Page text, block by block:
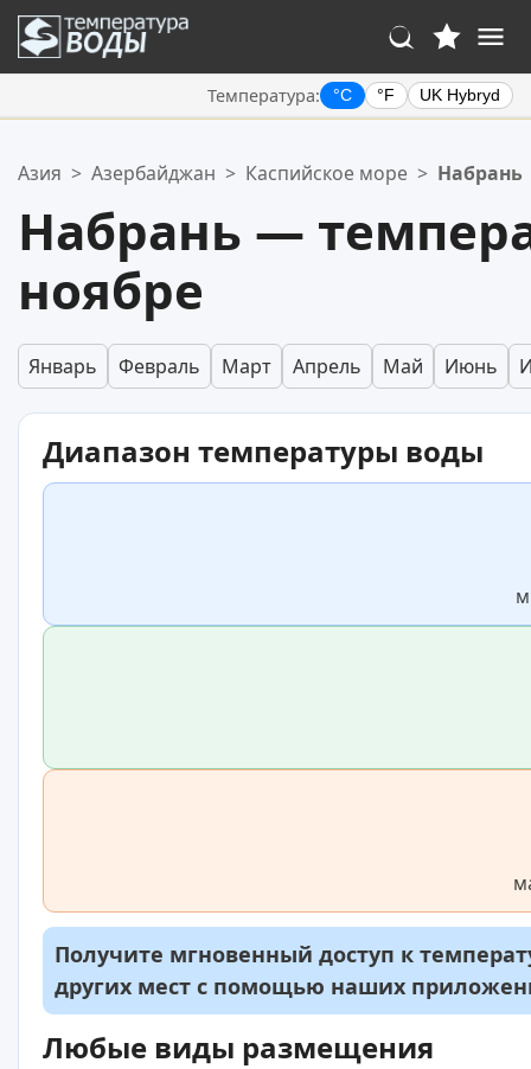
Температура: °C °F UK Hybryd
Ваш список избранного пуст.
Азия > Азербайджан > Каспийское море > Набрань
Набрань —
ноябре
Январь Февраль Март Апрель Май Июнь
Диапазон температуры воды
Получите мгновенный доступ к
других мест с помощью наших
Любые виды размещения